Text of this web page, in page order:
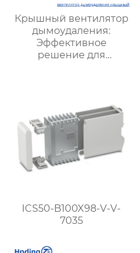
Крышный вентилятор
дымоудаления:
Эффективное
решение для
ICS50-B100X98-V-V-
7035